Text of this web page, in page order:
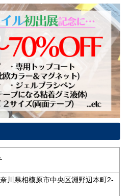
川県相模原市中央区淵野辺本町2-